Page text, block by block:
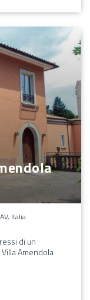
Italia
di un
Amendola